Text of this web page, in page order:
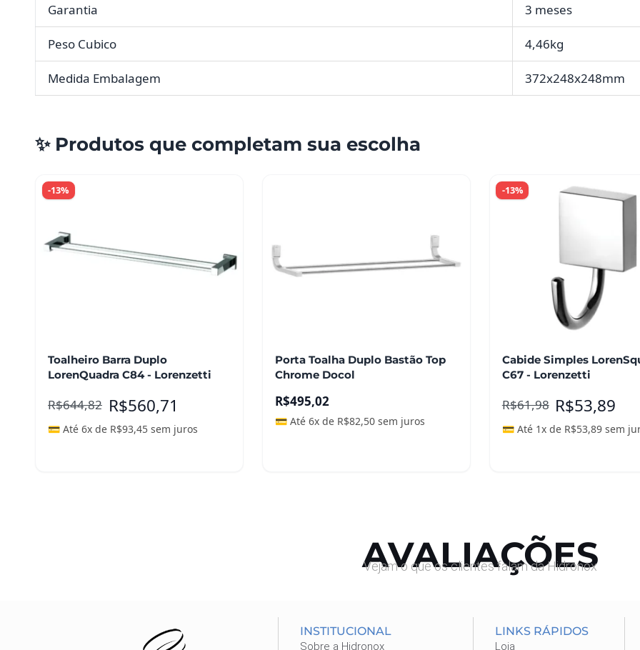
Garantia 3 meses
Peso Cubico 4,46kg
Medida Embalagem 372x248x248mm
✨ Produtos que completam sua escolha
-13%
Toalheiro Barra Duplo
LorenQuadra C84 - Lorenzetti
R$644,82 R$560,71
💳 Até 6x de R$93,45 sem juros
Porta Toalha Duplo Bastão Top
Chrome Docol
R$495,02
💳 Até 6x de R$82,50sem juros
-13%
Cabide Simples
C67 - Lorenzetti
R$61,98 R$53,89
💳 Até 1x de R$53,89sem
AVALIAÇÕES
Vejam o que os clientes falam da Hidronox
INSTITUCIONAL
Sobre a Hidronox
LINKS RÁPIDOS
Loja